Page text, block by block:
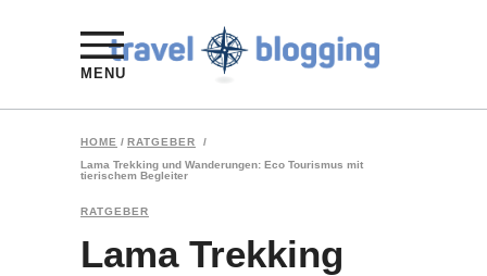
MENU
HOME / RATGEBER
/
Lama Trekking und Wanderungen: Eco Tourismus mit
tierischem Begleiter
RATGEBER
Lama Trekking